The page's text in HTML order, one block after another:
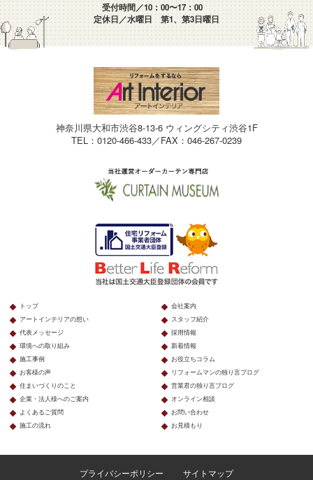
受付時間／10：00〜17：00
定休日／水曜日 第1、第3日曜日
神奈川県大和市渋谷8-13-6 ウィングシティ渋谷1F
TEL：0120-466-433／FAX：046-267-0239
トップ
アートインテリアの想い
代表メッセージ
環境への取り組み
施工事例
お客様の声
住まいづくりのこと
企業・法人様へのご案内
よくあるご質問
施工の流れ
会社案内
スタッフ紹介
採用情報
新着情報
お役立ちコラム
リフォームマンの独り言ブログ
営業君の独り言ブログ
オンライン相談
お問い合わせ
お見積もり
プライバシーポリシー サイトマップ